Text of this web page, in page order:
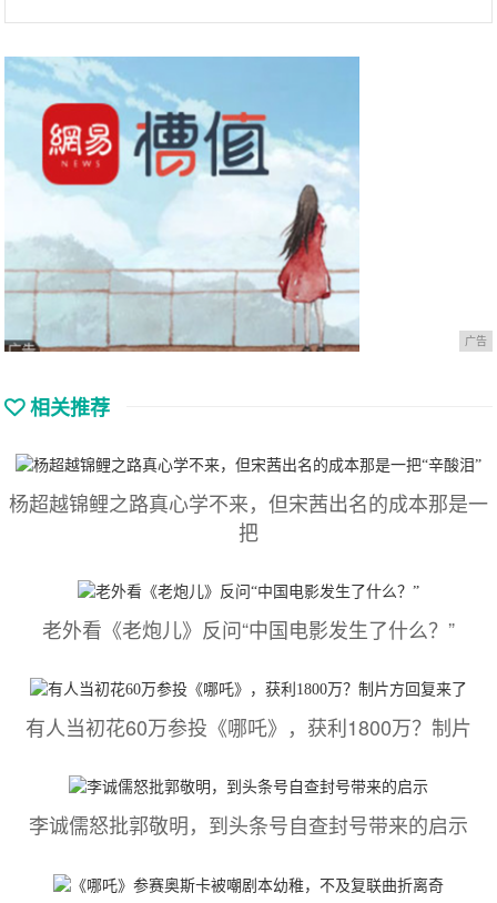
广告
相关推荐
杨超越锦鲤之路真心学不来，但宋茜出名的成本那是一
把
老外看《老炮儿》反问“中国电影发生了什么？”
有人当初花60万参投《哪吒》，获利1800万？制片
李诚儒怒批郭敬明，到头条号自查封号带来的启示